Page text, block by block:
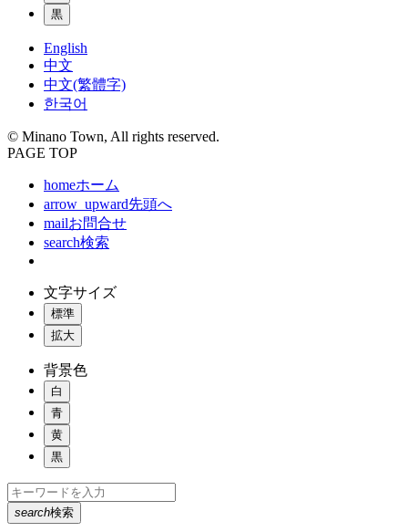
黒
English
中文
中文(繁體字)
한국어
© Minano Town, All rights reserved.
PAGE TOP
homeホーム
arrow_upward先頭へ
mailお問合せ
search検索
文字サイズ
標準
拡大
背景色
白
青
黄
黒
search検索